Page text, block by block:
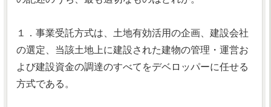
１．事業受託方式は、土地有効活用の企画、建設会社
の選定、当該土地上に建設された建物の管理・運営お
よび建設資金の調達のすべてをデベロッパーに任せる
方式である。